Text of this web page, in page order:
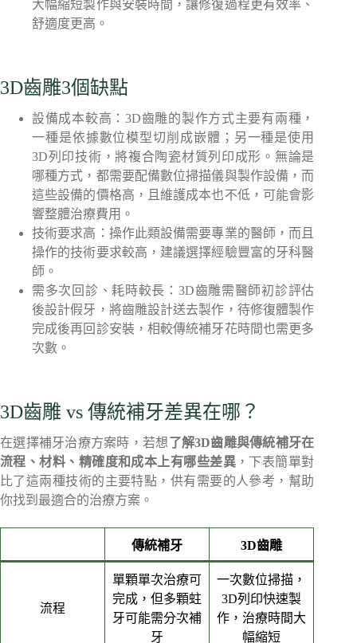
大幅縮短製作與安裝時間，讓修復過程更有效率、
舒適度更高。
3D齒雕3個缺點
設備成本較高：3D齒雕的製作方式主要有兩種，
一種是依據數位模型切削成嵌體；另一種是使用
3D列印技術，將複合陶瓷材質列印成形。無論是
哪種方式，都需要配備數位掃描儀與製作設備，而
這些設備的價格高，且維護成本也不低，可能會影
響整體治療費用。
技術要求高：操作此類設備需要專業的醫師，而且
操作的技術要求較高，建議選擇經驗豐富的牙科醫
師。
需多次回診、耗時較長：3D齒雕需醫師初診評估
後設計假牙，將齒雕設計送去製作，待修復體製作
完成後再回診安裝，相較傳統補牙花時間也需更多
次數。
3D齒雕 vs 傳統補牙差異在哪？
在選擇補牙治療方案時，若想了解3D齒雕與傳統補牙在
流程、材料、精確度和成本上有哪些差異 ，下表簡單對
比了這兩種技術的主要特點，供有需要的人參考，幫助
你找到最適合的治療方案。
傳統補牙 3D齒雕
流程
單顆單次治療可
完成，但多顆蛀
牙可能需分次補
牙
一次數位掃描，
3D列印快速製
作，治療時間大
幅縮短